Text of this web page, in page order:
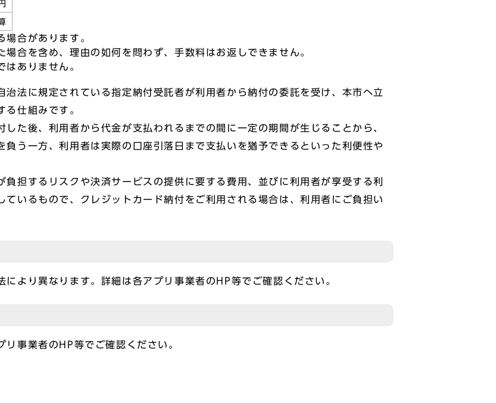
合があります。
合を含め、理由の如何を問わず、手数料はお返しできません。
ありません。
法に規定されている指定納付受託者が利用者から納付の委託を受け、本市へ立
る仕組みです。
た後、利用者から代金が支払われるまでの間に一定の期間が生じることから、
う一方、利用者は実際の口座引落日まで支払いを猶予できるといった利便性や
担するリスクや決済サービスの提供に要する費用、並びに利用者が享受する利
いるもので、クレジットカード納付をご利用される場合は、利用者にご負担い
より異なります。詳細は各アプリ事業者のHP等でご確認ください。
事業者のHP等でご確認ください。